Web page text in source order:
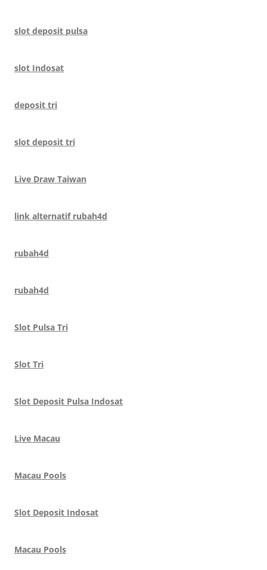
slot deposit pulsa
slot Indosat
deposit tri
slot deposit tri
Live Draw Taiwan
link alternatif rubah4d
rubah4d
rubah4d
Slot Pulsa Tri
Slot Tri
Slot Deposit Pulsa Indosat
Live Macau
Macau Pools
Slot Deposit Indosat
Macau Pools